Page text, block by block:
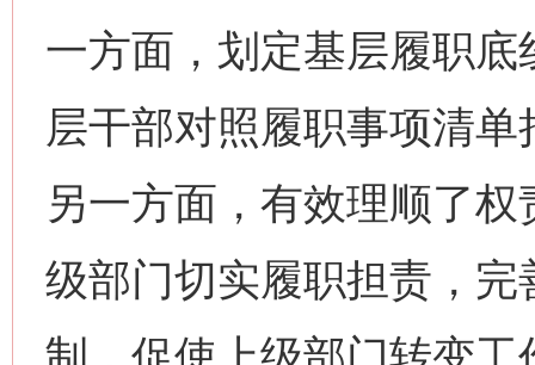
一方面，划定基层履职
层干部对照履职事项清
另一方面，有效理顺了
级部门切实履职担责，完